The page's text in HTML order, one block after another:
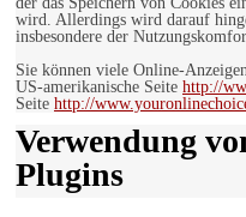
wird. Allerdings wird darauf
insbesondere der
Sie können viele Online-
US-amerikanische Seite http://
Seite http://
Verwendung
Plugins